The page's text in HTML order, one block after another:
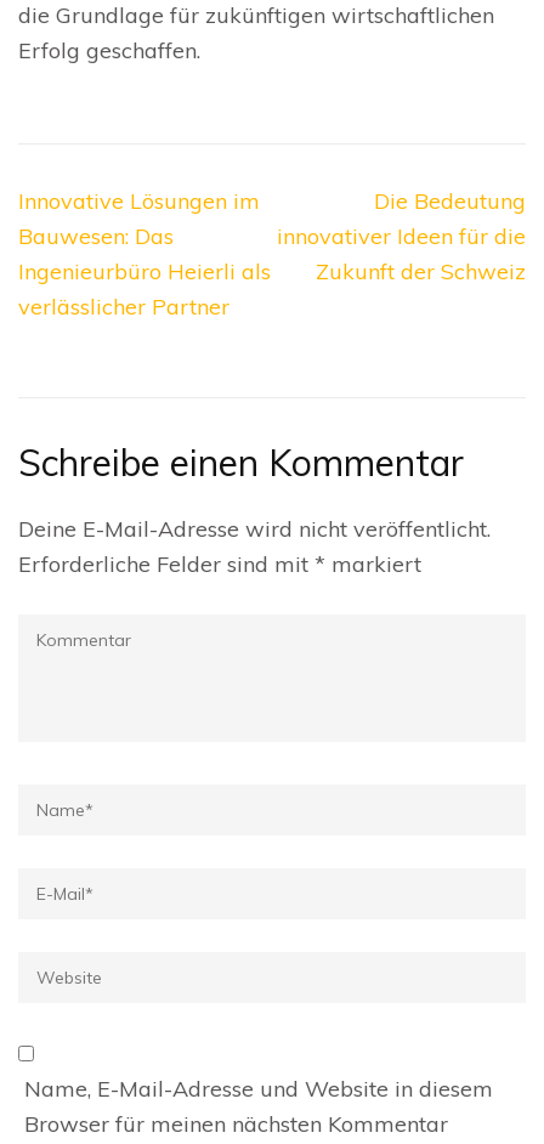
die Grundlage für zukünftigen wirtschaftlichen
Erfolg geschaffen.
Beitragsnavigation
Innovative Lösungen im
Bauwesen: Das
Ingenieurbüro Heierli als
verlässlicher Partner
Die Bedeutung
innovativer Ideen für die
Zukunft der Schweiz
Schreibe einen Kommentar
Deine E-Mail-Adresse wird nicht veröffentlicht.
Erforderliche Felder sind mit * markiert
Kommentar
Name*
E-
Website
Name, E-Mail-Adresse und Website in diesem
Browser für meinen nächsten Kommentar